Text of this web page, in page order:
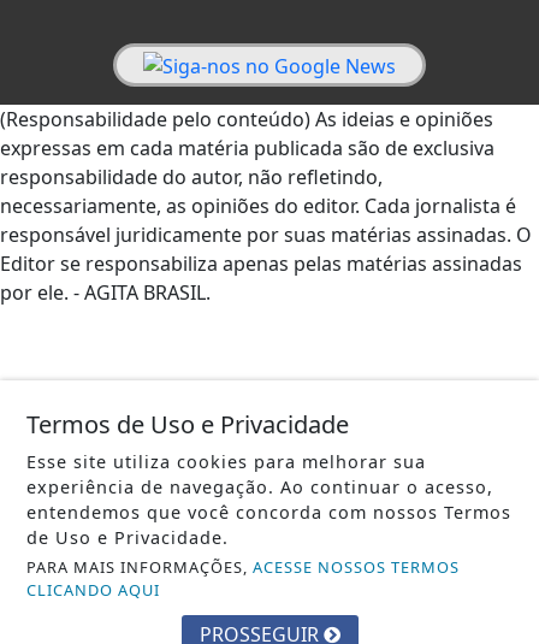
Termos de Uso e Privacidade
Esse site utiliza cookies para melhorar sua
experiência de navegação. Ao continuar o acesso,
entendemos que você concorda com nossos Termos
de Uso e Privacidade.
PARA MAIS INFORMAÇÕES,ACESSE NOSSOS TERMOS
CLICANDO AQUI
PROSSEGUIR
(Responsabilidade pelo conteúdo) As ideias e opiniões
expressas em cada matéria publicada são de exclusiva
responsabilidade do autor, não refletindo,
necessariamente, as opiniões do editor. Cada jornalista é
responsável juridicamente por suas matérias assinadas. O
Editor se responsabiliza apenas pelas matérias assinadas
por ele. - AGITA BRASIL.